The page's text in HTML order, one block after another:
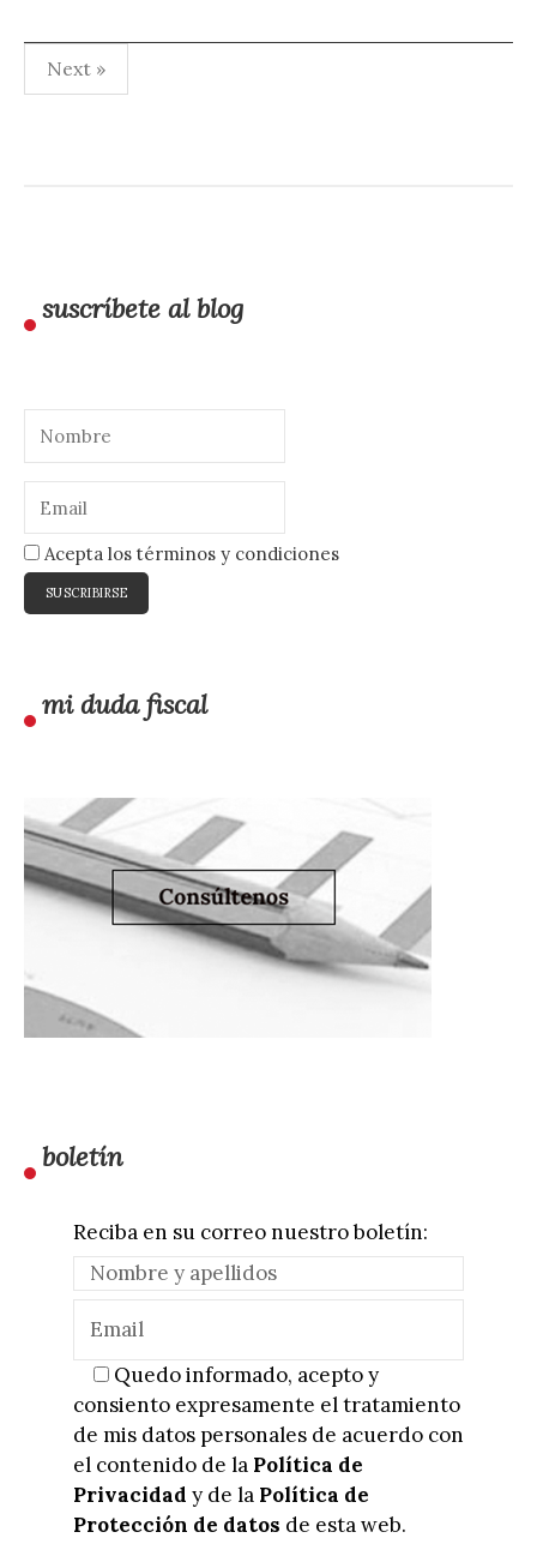
Paginación
de
Next »
suscríbete al blog
Acepta los términos y condiciones
mi duda fiscal
boletín
Reciba en su correo nuestro boletín:
Quedo informado, acepto y
consiento expresamente el tratamiento
de mis datos personales de acuerdo con
el contenido de la Política de
Privacidad y de la Política de
Protección de datos de esta web.